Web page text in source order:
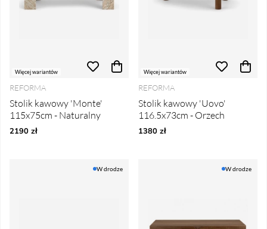
Więcej wariantów
REFORMA
Stolik kawowy 'Monte'
115x75cm - Naturalny
2190 zł
Więcej wariantów
REFORMA
Stolik kawowy 'Uovo'
116.5x73cm - Orzech
1380 zł
W drodze W drodze